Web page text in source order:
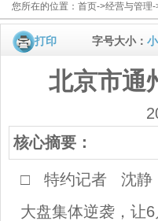
您所在的位置： 首页->经营与管理-
打印 字号大小： 小
北京市通
核心摘要：
□ 特约记者 沈静
大盘集体逆袭，让